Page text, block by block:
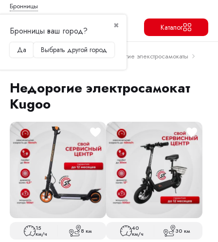
Бронницы
✖
Бронницы ваш город?
Да Выбрать другой город
Каталог
Главная Электросамокаты
Недорогие элекстросамокаты
Недорогие электросамокат
Kugoo
15
км/ч 8 км 40
км/ч 30 км
Продолжить Перейти в корзину